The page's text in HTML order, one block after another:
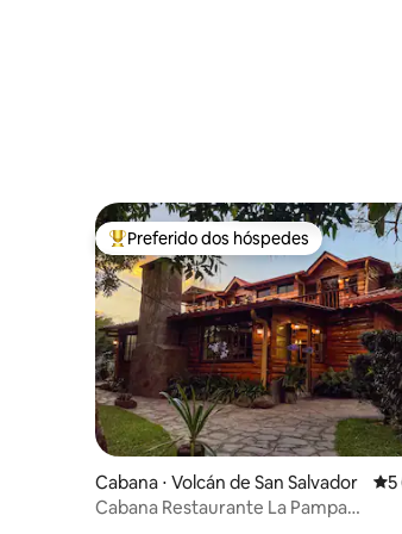
Entre os melhores preferidos dos
Preferido dos hóspedes
Cabana ⋅ Volcán de San Salvador 55
Cabana Restaurante La Pampa